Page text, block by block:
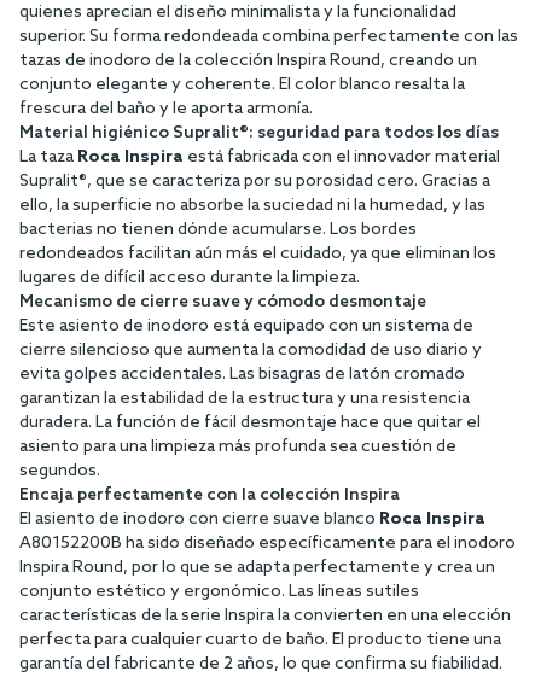
quienes aprecian el diseño minimalista y la funcionalidad
superior. Su forma redondeada combina perfectamente con las
tazas de inodoro de la colección Inspira Round, creando un
conjunto elegante y coherente. El color blanco resalta la
frescura del baño y le aporta armonía.
Material higiénico Supralit®: seguridad para todos los días
La taza Roca Inspira está fabricada con el innovador material
Supralit®, que se caracteriza por su porosidad cero. Gracias a
ello, la superficie no absorbe la suciedad ni la humedad, y las
bacterias no tienen dónde acumularse. Los bordes
redondeados facilitan aún más el cuidado, ya que eliminan los
lugares de difícil acceso durante la limpieza.
Mecanismo de cierre suave y cómodo desmontaje
Este asiento de inodoro está equipado con un sistema de
cierre silencioso que aumenta la comodidad de uso diario y
evita golpes accidentales. Las bisagras de latón cromado
garantizan la estabilidad de la estructura y una resistencia
duradera. La función de fácil desmontaje hace que quitar el
asiento para una limpieza más profunda sea cuestión de
segundos.
Encaja perfectamente con la colección Inspira
El asiento de inodoro con cierre suave blanco Roca Inspira
A80152200B ha sido diseñado específicamente para el inodoro
Inspira Round, por lo que se adapta perfectamente y crea un
conjunto estético y ergonómico. Las líneas sutiles
características de la serie Inspira la convierten en una elección
perfecta para cualquier cuarto de baño. El producto tiene una
garantía del fabricante de 2 años, lo que confirma su fiabilidad.